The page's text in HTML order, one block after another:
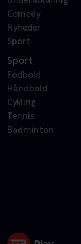
Comedy
Nyheder
Sport
Sport
Fodbold
Håndbold
Cykling
Tennis
Badminton